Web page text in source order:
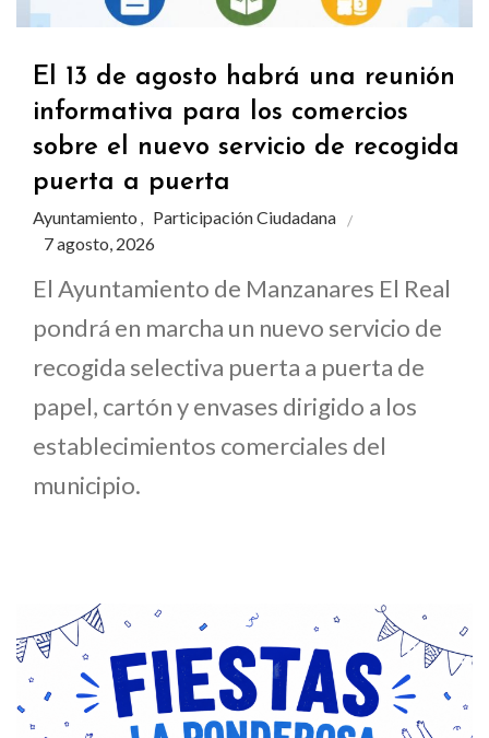
El 13 de agosto habrá una reunión
informativa para los comercios
sobre el nuevo servicio de recogida
puerta a puerta
Ayuntamiento , Participación Ciudadana
7 agosto, 2026
El Ayuntamiento de Manzanares El Real
pondrá en marcha un nuevo servicio de
recogida selectiva puerta a puerta de
papel, cartón y envases dirigido a los
establecimientos comerciales del
municipio.